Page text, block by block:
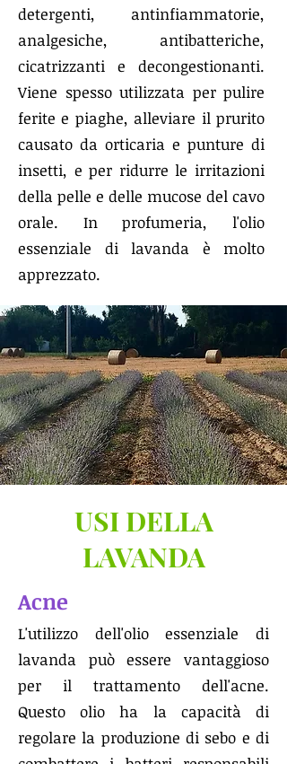
detergenti, antinfiammatorie,
analgesiche, antibatteriche,
cicatrizzanti e decongestionanti.
Viene spesso utilizzata per pulire
ferite e piaghe, alleviare il prurito
causato da orticaria e punture di
insetti, e per ridurre le irritazioni
della pelle e delle mucose del cavo
orale. In profumeria, l'olio
essenziale di lavanda è molto
apprezzato.
USI DELLA
LAVANDA
Acne
L'utilizzo dell'olio essenziale di
lavanda può essere vantaggioso
per il trattamento dell'acne.
Questo olio ha la capacità di
regolare la produzione di sebo e di